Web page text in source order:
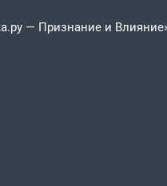
— Признание и